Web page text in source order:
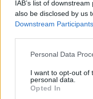
IAB’s list of
also be disclosed by us
Downstream Participants
Personal Data
I want to opt-out of
personal data.
Opted In